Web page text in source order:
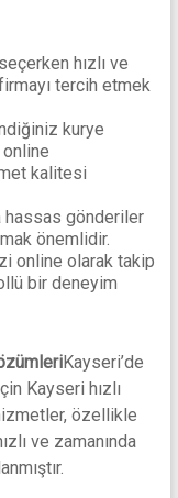
hızlı ve
tercih etmek
kurye
online
kalitesi
gönderiler
önemlidir.
online olarak takip
bir deneyim
Kayseri’de
Kayseri hızlı
özellikle
ve zamanında